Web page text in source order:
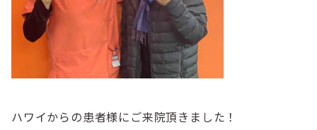
ハワイからの患者様にご来院頂きました！